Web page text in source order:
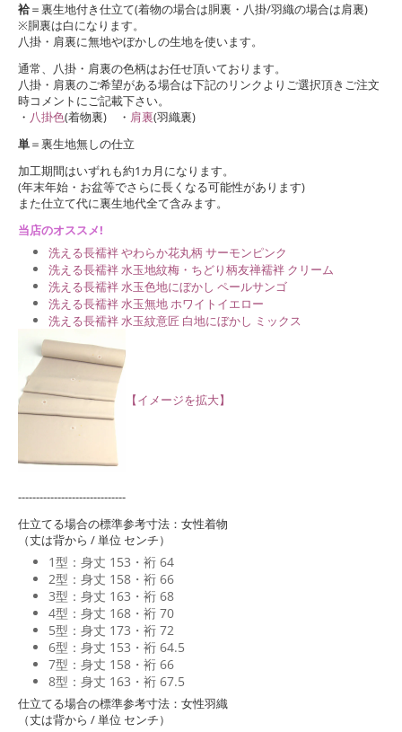
袷＝裏生地付き仕立て(着物の場合は胴裏・八掛/羽織の場合は肩裏)
※胴裏は白になります。
八掛・肩裏に無地やぼかしの生地を使います。
通常、八掛・肩裏の色柄はお任せ頂いております。
八掛・肩裏のご希望がある場合は下記のリンクよりご選択頂きご注文
時コメントにご記載下さい。
・ 八掛色(着物裏) ・ 肩裏(羽織裏)
単＝裏生地無しの仕立
加工期間はいずれも約1カ月になります。
(年末年始・お盆等でさらに長くなる可能性があります)
また仕立て代に裏生地代全て含みます。
当店のオススメ!
洗える長襦袢 やわらか花丸柄 サーモンピンク
洗える長襦袢 水玉地紋梅・ちどり柄友禅襦袢 クリーム
洗える長襦袢 水玉色地にぼかし ペールサンゴ
洗える長襦袢 水玉無地 ホワイトイエロー
洗える長襦袢 水玉紋意匠 白地にぼかし ミックス
【イメージを拡大】
------------------------------
仕立てる場合の標準参考寸法：女性着物
（丈は背から / 単位 センチ）
1型：身丈 153・裄 64
2型：身丈 158・裄 66
3型：身丈 163・裄 68
4型：身丈 168・裄 70
5型：身丈 173・裄 72
6型：身丈 153・裄 64.5
7型：身丈 158・裄 66
8型：身丈 163・裄 67.5
仕立てる場合の標準参考寸法：女性羽織
（丈は背から / 単位 センチ）